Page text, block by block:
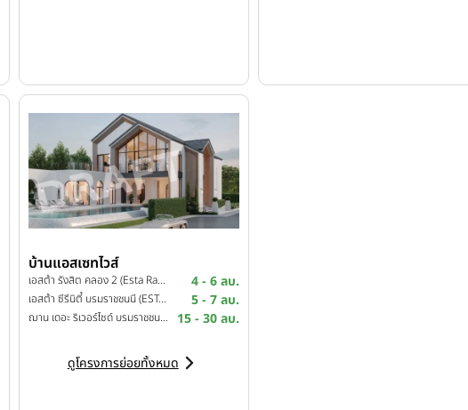
บ้านแอสเซทไวส์
เอสต้า รังสิต คลอง 2 (Esta Rangsit Khlong 2) 4 - 6 ลบ.
เอสต้า ซีรีนิตี้ บรมราชชนนี (ESTA Serenity Boromratchachonnani) 5 - 7 ลบ.
ฌาน เดอะ ริเวอร์ไซด์ บรมราชชนนี (CHANN The Riverside Boromratchachonnani) 15 - 30 ลบ.
ดูโครงการย่อยทั้งหมด